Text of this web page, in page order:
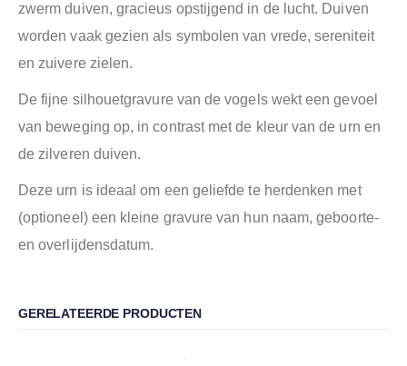
zwerm duiven, gracieus opstijgend in de lucht. Duiven
worden vaak gezien als symbolen van vrede, sereniteit
en zuivere zielen.
De fijne silhouetgravure van de vogels wekt een gevoel
van beweging op, in contrast met de kleur van de urn en
de zilveren duiven.
Deze urn is ideaal om een geliefde te herdenken met
(optioneel) een kleine gravure van hun naam, geboorte-
en overlijdensdatum.
GERELATEERDE PRODUCTEN